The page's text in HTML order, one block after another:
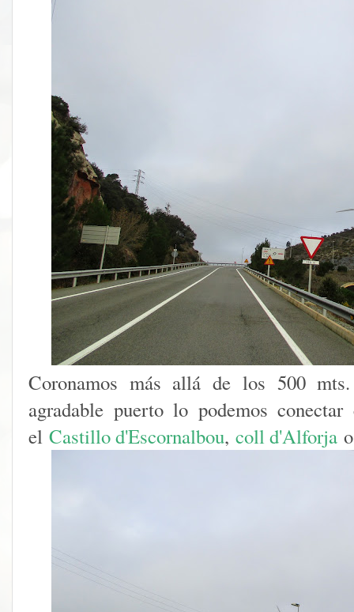
Coronamos más allá de los 500
agradable puerto lo podemos
el Castillo d'Escornalbou, coll d'Alforja